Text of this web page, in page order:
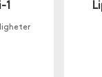
1